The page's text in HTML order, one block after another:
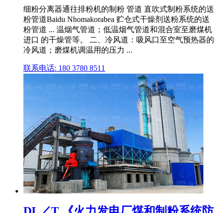
细粉分离器通往排粉机的制粉 管道 直吹式制粉系统的送
粉管道Baidu Nhomakorabea 贮仓式干燥剂送粉系统的送
粉管道 ... 温烟气管道；低温烟气管道和混合室至磨煤机
进口 的干燥管等。 二、冷风道：吸风口至空气预热器的
冷风道；磨煤机调温用的压力 ...
联系电话: 180 3780 8511